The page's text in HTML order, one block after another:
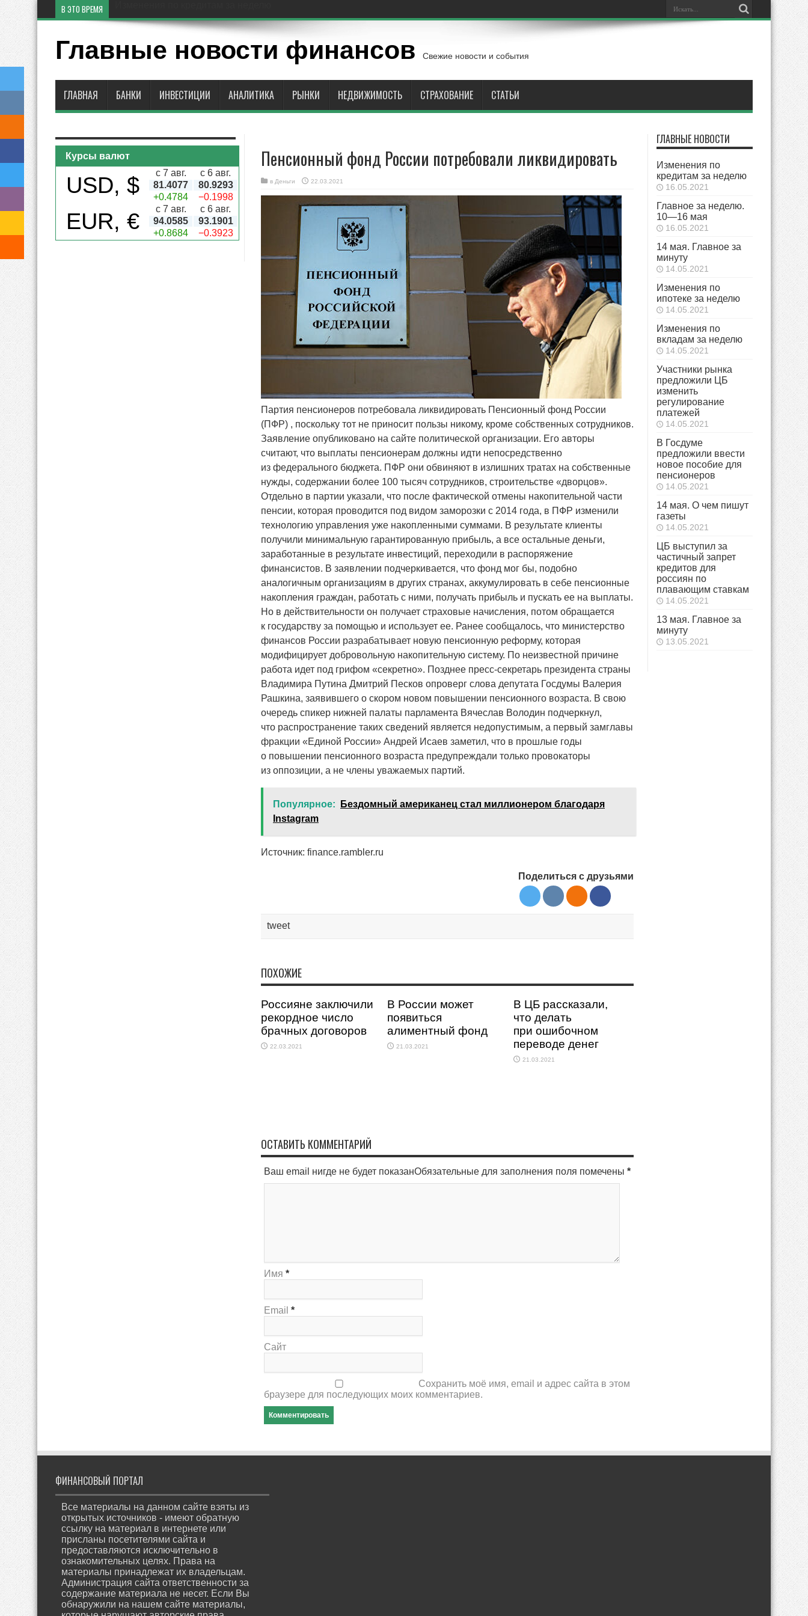
В ЭТО ВРЕМЯ
Главные новости финансов Свежие новости и события
ГЛАВНАЯ БАНКИ ИНВЕСТИЦИИ АНАЛИТИКА РЫНКИ НЕДВИЖИМОСТЬ СТРАХОВАНИЕ СТАТЬИ
Пенсионный фонд России потребовали ликвидировать
в Деньги 22.03.2021
Партия пенсионеров потребовала ликвидировать Пенсионный фонд России
(ПФР) , поскольку тот не приносит пользы никому, кроме собственных сотрудников.
Заявление опубликовано на сайте политической организации. Его авторы
считают, что выплаты пенсионерам должны идти непосредственно
из федерального бюджета. ПФР они обвиняют в излишних тратах на собственные
нужды, содержании более 100 тысяч сотрудников, строительстве «дворцов».
Отдельно в партии указали, что после фактической отмены накопительной части
пенсии, которая проводится под видом заморозки с 2014 года, в ПФР изменили
технологию управления уже накопленными суммами. В результате клиенты
получили минимальную гарантированную прибыль, а все остальные деньги,
заработанные в результате инвестиций, переходили в распоряжение
финансистов. В заявлении подчеркивается, что фонд мог бы, подобно
аналогичным организациям в других странах, аккумулировать в себе пенсионные
накопления граждан, работать с ними, получать прибыль и пускать ее на выплаты.
Но в действительности он получает страховые начисления, потом обращается
к государству за помощью и использует ее. Ранее сообщалось, что министерство
финансов России разрабатывает новую пенсионную реформу, которая
модифицирует добровольную накопительную систему. По неизвестной причине
работа идет под грифом «секретно». Позднее пресс-секретарь президента страны
Владимира Путина Дмитрий Песков опроверг слова депутата Госдумы Валерия
Рашкина, заявившего о скором новом повышении пенсионного возраста. В свою
очередь спикер нижней палаты парламента Вячеслав Володин подчеркнул,
что распространение таких сведений является недопустимым, а первый замглавы
фракции «Единой России» Андрей Исаев заметил, что в прошлые годы
о повышении пенсионного возраста предупреждали только провокаторы
из оппозиции, а не члены уважаемых партий.
Популярное:
Бездомный американец стал миллионером благодаря
Instagram
Источник: finance.rambler.ru
Поделиться с друзьями
tweet
ПОХОЖИЕ
Россияне заключили
рекордное число
брачных договоров
22.03.2021
В России может
появиться
алиментный фонд
21.03.2021
В ЦБ рассказали,
что делать
при ошибочном
переводе денег
21.03.2021
ОСТАВИТЬ КОММЕНТАРИЙ
Ваш email нигде не будет показанОбязательные для заполнения поля помечены *
Имя *
Email *
Сайт
Сохранить моё имя, email и адрес сайта в этом
браузере для последующих моих комментариев.
ГЛАВНЫЕ НОВОСТИ
Изменения по
кредитам за неделю
16.05.2021
Главное за неделю.
10—16 мая
16.05.2021
14 мая. Главное за
минуту
14.05.2021
Изменения по
ипотеке за неделю
14.05.2021
Изменения по
вкладам за неделю
14.05.2021
Участники рынка
предложили ЦБ
изменить
регулирование
платежей
14.05.2021
В Госдуме
предложили ввести
новое пособие для
пенсионеров
14.05.2021
14 мая. О чем пишут
газеты
14.05.2021
ЦБ выступил за
частичный запрет
кредитов для
россиян по
плавающим ставкам
14.05.2021
13 мая. Главное за
минуту
13.05.2021
Курсы валют
USD, $ с 7 авг.
с 6 авг.
81.4077
80.9293
+0.4784
−0.1998
EUR, € с 7 авг.
с 6 авг.
94.0585
93.1901
+0.8684
−0.3923
ФИНАНСОВЫЙ ПОРТАЛ
Все материалы на данном сайте взяты из
открытых источников - имеют обратную
ссылку на материал в интернете или
присланы посетителями сайта и
предоставляются исключительно в
ознакомительных целях. Права на
материалы принадлежат их владельцам.
Администрация сайта ответственности за
содержание материала не несет. Если Вы
обнаружили на нашем сайте материалы,